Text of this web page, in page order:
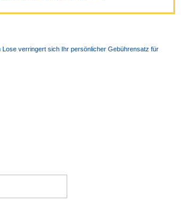
Lose verringert sich Ihr persönlicher Gebührensatz für